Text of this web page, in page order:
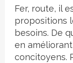
Fer, route, il
propositions
besoins. De
en
concitoyens.